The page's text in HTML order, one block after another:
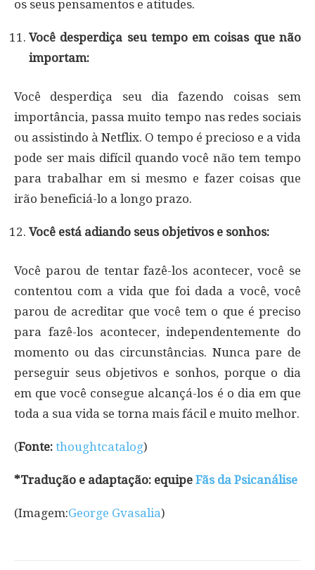
os seus pensamentos e atitudes.
Você desperdiça seu tempo em coisas que não
importam:
Você desperdiça seu dia fazendo coisas sem
importância, passa muito tempo nas redes sociais
ou assistindo à Netflix. O tempo é precioso e a vida
pode ser mais difícil quando você não tem tempo
para trabalhar em si mesmo e fazer coisas que
irão beneficiá-lo a longo prazo.
Você está adiando seus objetivos e sonhos:
Você parou de tentar fazê-los acontecer, você se
contentou com a vida que foi dada a você, você
parou de acreditar que você tem o que é preciso
para fazê-los acontecer, independentemente do
momento ou das circunstâncias. Nunca pare de
perseguir seus objetivos e sonhos, porque o dia
em que você consegue alcançá-los é o dia em que
toda a sua vida se torna mais fácil e muito melhor.
(Fonte: thoughtcatalog)
*Tradução e adaptação: equipe Fãs da Psicanálise
(Imagem:George Gvasalia)